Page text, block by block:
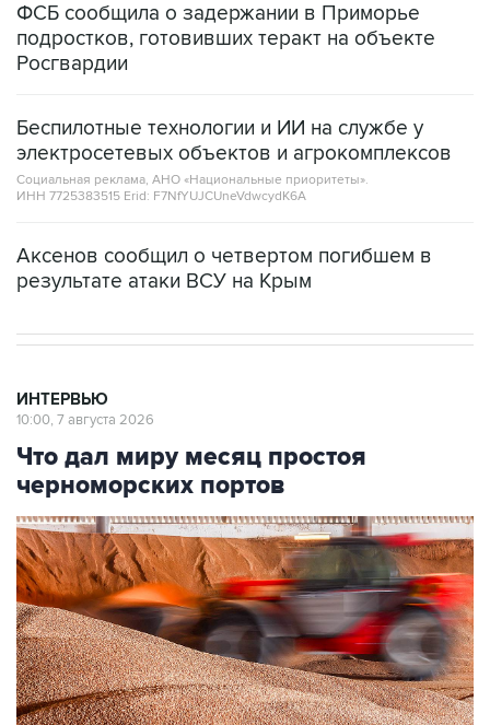
ФСБ сообщила о задержании в Приморье
подростков, готовивших теракт на объекте
Росгвардии
Беспилотные технологии и ИИ на службе у
электросетевых объектов и агрокомплексов
Социальная реклама, АНО «Национальные приоритеты».
ИНН 7725383515 Erid: F7NfYUJCUneVdwcydK6A
Аксенов сообщил о четвертом погибшем в
результате атаки ВСУ на Крым
ИНТЕРВЬЮ
10:00, 7 августа 2026
Что дал миру месяц простоя
черноморских портов